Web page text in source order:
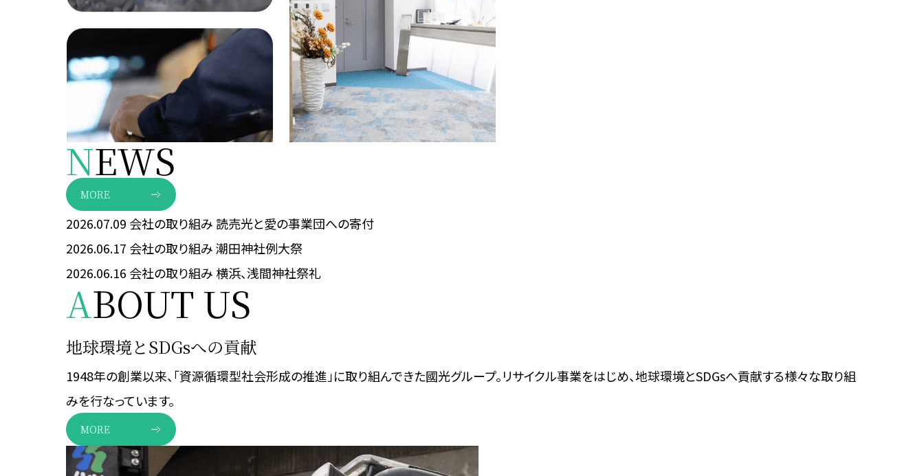
NEWS
MORE
2026.07.09 会社の取り組み読売光と愛の事業団への寄付
2026.06.17 会社の取り組み潮田神社例大祭
2026.06.16 会社の取り組み 横浜、浅間神社祭礼
ABOUT US
地球環境とSDGsへの貢献
1948年の創業以来、「資源循環型社会形成の推進」に取り組んできた國光グループ。リサイクル事業をはじめ、地球環境とSDGsへ貢献する様々な取り組
みを行なっています。
MORE